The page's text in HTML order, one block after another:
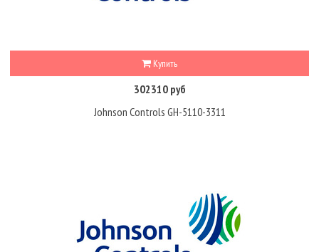
Купить
302310 руб
Johnson Controls GH-5110-3311